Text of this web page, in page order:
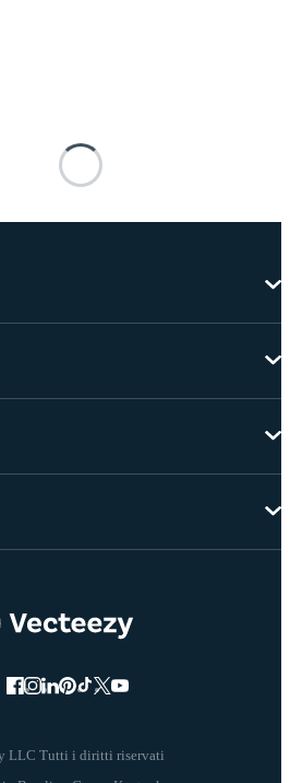
LLC Tutti i diritti riservati